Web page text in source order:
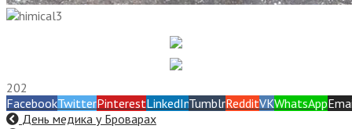
202
FacebookTwitterPinterestLinkedInTumblrRedditVKWhatsApp
День медика у Броварах